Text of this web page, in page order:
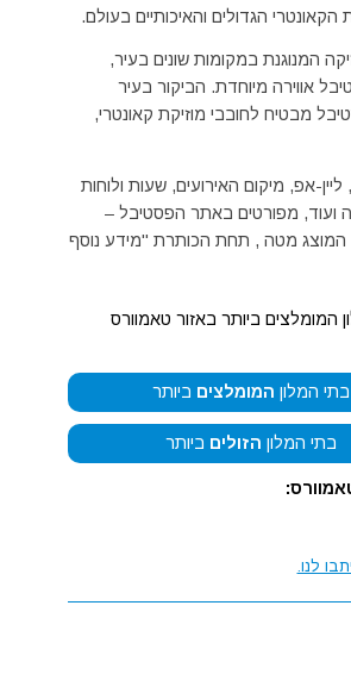
הקאונטרי הגדולים והאיכותיים בעולם.
המנוגנת במקומות שונים בעיר,
אווירה מיוחדת. הביקור בעיר
מבטיח לחובבי מוזיקת קאונטרי,
אפ, מיקום האירועים, שעות ולוחות
ועוד, מפורטים באתר הפסטיבל –
המוצג מטה , תחת הכותרת "מידע נוסף
המומלצים ביותר באזור טאמוורס
בתי המלון המומלצים ביותר
בתי המלון הזולים ביותר
לנו.